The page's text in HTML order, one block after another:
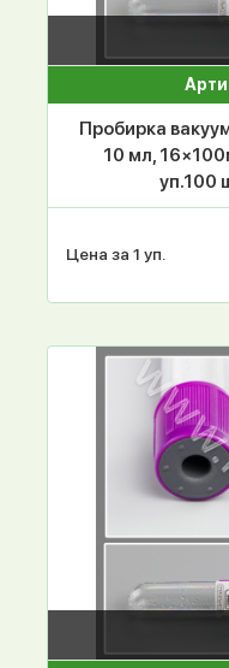
Пробирка
10 мл,
уп.100
Цена за 1 уп.